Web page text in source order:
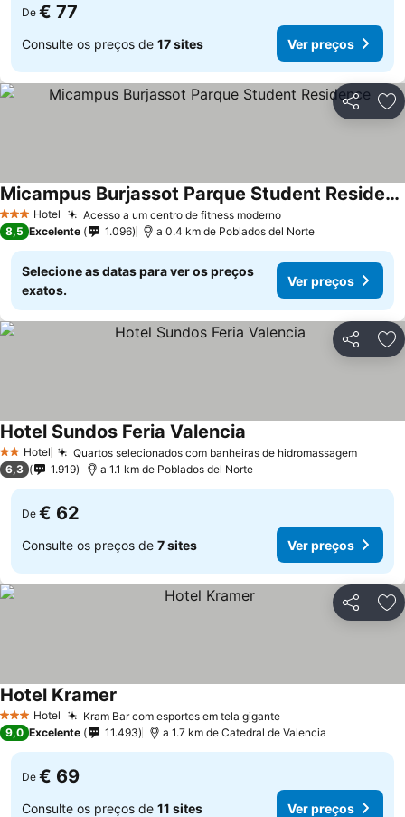
De € 77
Consulte os preços de 17 sites Ver preços
Partilhar
3 EstrelasHotel Acesso a um centro de fitness moderno
Micampus Burjassot Parque Student Residence
8,5 Excelente 1.096 a 0.4 km de Poblados del Norte
Selecione as datas para ver os preços
exatos.
Ver preços
Partilhar
2 Estrelas
Hotel Quartos selecionados com banheiras de hidromassagem
Hotel Sundos Feria Valencia
6,3 1.919 a 1.1 km de Poblados del Norte
De € 62
Consulte os preços de 7 sites Ver preços
Partilhar
3 EstrelasHotel Kram Bar com esportes em tela gigante
Hotel Kramer
9,0 Excelente 11.493 a 1.7 km de Catedral de Valencia
De € 69
Consulte os preços de 11 sites Ver preços